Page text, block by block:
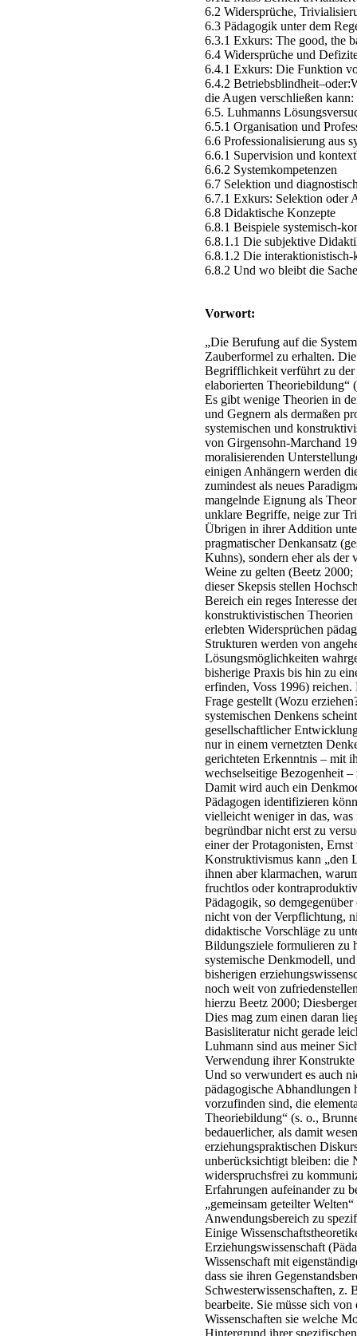
6.2 Widersprüche,
6.3 Pädagogik unter dem
6.3.1 Exkurs: The good, the
6.4 Widersprüche und
6.4.1 Exkurs: Die Funktion
6.4.2
die Augen verschließen
6.5. Luhmanns
6.5.1 Organisation und
6.6 Professionalisierung aus
6.6.1 Supervision und
6.6.2 Systemkompetenzen
6.7 Selektion und
6.7.1 Exkurs: Selektion oder
6.8 Didaktische Konzepte
6.8.1 Beispiele systemisch-
6.8.1.1 Die subjektive
6.8.1.2 Die
6.8.2 Und wo bleibt die
Vorwort:
„Die Berufung auf die
Zauberformel zu erhalten.
Begrifflichkeit verführt zu
elaborierten Theoriebildung“
Es gibt wenige Theorien in
und Gegnern als dermaßen
systemischen und
von Girgensohn-Marchand
moralisierenden
einigen Anhängern werden
zumindest als neues
mangelnde Eignung als
unklare Begriffe, neige zur
Übrigen in ihrer Addition
pragmatischer Denkansatz
Kuhns), sondern eher als der
Weine zu gelten (Beetz
dieser Skepsis stellen
Bereich ein reges Interesse
konstruktivistischen
erlebten Widersprüchen
Strukturen werden von
Lösungsmöglichkeiten
bisherige Praxis bis hin zu
erfinden, Voss 1996)
Frage gestellt (Wozu
systemischen Denkens
gesellschaftlicher
nur in einem vernetzten
gerichteten Erkenntnis – mit
wechselseitige Bezogenheit
Damit wird auch ein
Pädagogen identifizieren
vielleicht weniger in das,
begründbar nicht erst zu
einer der Protagonisten,
Konstruktivismus kann „den
ihnen aber klarmachen,
fruchtlos oder
Pädagogik, so
nicht von der Verpflichtung,
didaktische Vorschläge zu
Bildungsziele formulieren zu
systemische Denkmodell,
bisherigen
noch weit von
hierzu Beetz 2000;
Dies mag zum einen daran
Basisliteratur nicht gerade
Luhmann sind aus meiner
Verwendung ihrer
Und so verwundert es auch
pädagogische
vorzufinden sind, die
Theoriebildung“ (s. o.,
bedauerlicher, als damit
erziehungspraktischen
unberücksichtigt bleiben: die
widerspruchsfrei zu
Erfahrungen aufeinander zu
„gemeinsam geteilter
Anwendungsbereich zu
Einige
Erziehungswissenschaft
Wissenschaft mit
dass sie ihren
Schwesterwissenschaften,
bearbeite. Sie müsse sich
Wissenschaften sie welche
Hintergrund ihrer